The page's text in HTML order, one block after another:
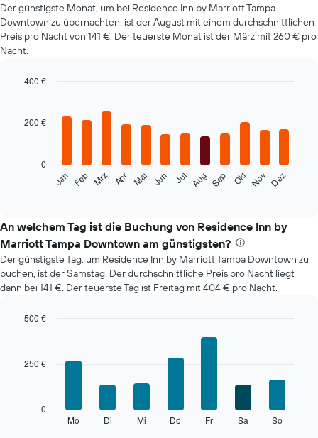
Der günstigste Monat, um bei Residence Inn by Marriott Tampa
Downtown zu übernachten, ist der August mit einem durchschnittlichen
Preis pro Nacht von 141 €. Der teuerste Monat ist der März mit 260 € pro
Nacht.
with
folgende
den
durchschnittlichen
Zimmerpreis
im
jeweiligen
Monat
Das
X-
Jan Feb Mrz Apr Mai Jun Jul Aug Sep Okt Nov Dez
0
200 €
400 €
An welchem Tag ist die Buchung von Residence Inn by
Marriott Tampa Downtown am günstigsten?
Der günstigste Tag, um Residence Inn by Marriott Tampa Downtown zu
buchen, ist der Samstag. Der durchschnittliche Preis pro Nacht liegt
dann bei 141 €. Der teuerste Tag ist Freitag mit 404 € pro Nacht.
Mo Di Mi Do Fr Sa So
0
250 €
500 €